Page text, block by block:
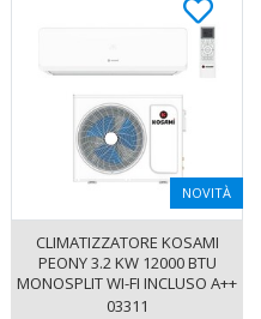
NOVITÀ
CLIMATIZZATORE KOSAMI
PEONY 3.2 KW 12000 BTU
MONOSPLIT WI-FI INCLUSO A++
INVERTER R32
03311